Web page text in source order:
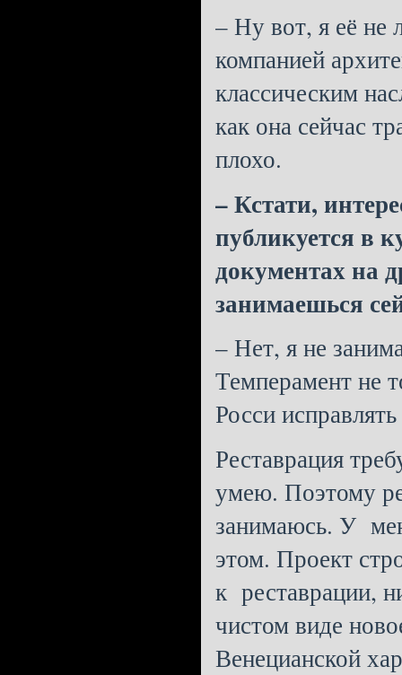
– Ну вот, я её не
компанией
классическим
как она сейчас
плохо.
– Кстати,
публикуется в
документах на
занимаешься
– Нет, я не
Темперамент не
Росси
Реставрация
умею. Поэтому
занимаюсь. У
этом. Проект
к реставрации,
чистом виде
Венецианской